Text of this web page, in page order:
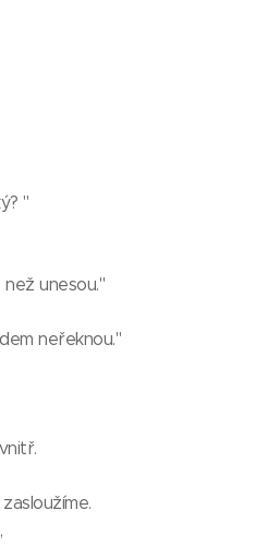
"
unesou."
neřeknou."